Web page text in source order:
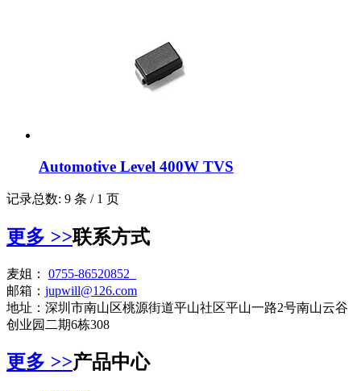
Automotive Level 400W TVS
记录总数: 9 条 / 1 页
更多 >>联系方式
麦姐： 0755-86520852
邮箱： jupwill@126.com
地址：深圳市南山区桃源街道平山社区平山一路2号南山云谷
创业园二期6栋308
更多 >>产品中心